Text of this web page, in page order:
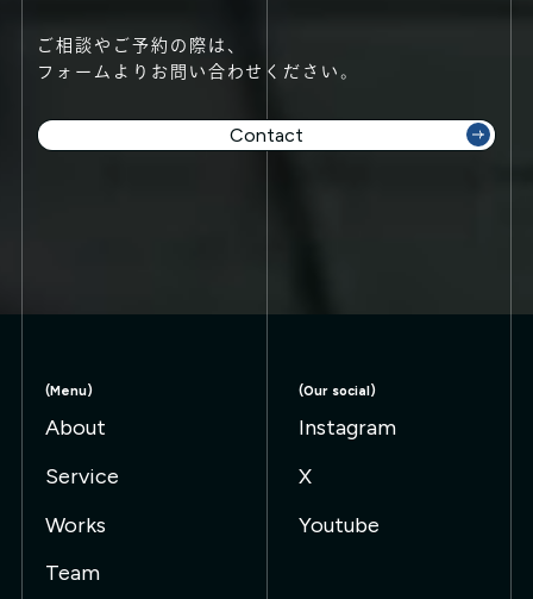
ご相談やご予約の際は、
フォームよりお問い合わせください。
Contact
(Menu)
About
Service
Works
Team
(Our social)
Instagram
X
Youtube